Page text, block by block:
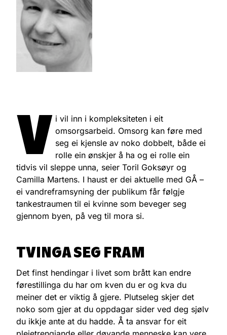
V i vil inn i kompleksiteten i eit
omsorgsarbeid. Omsorg kan føre med
seg ei kjensle av noko dobbelt, både ei
rolle ein ønskjer å ha og ei rolle ein
tidvis vil sleppe unna, seier Toril Goksøyr og
Camilla Martens. I haust er dei aktuelle med GÅ –
ei vandreframsyning der publikum får følgje
tankestraumen til ei kvinne som beveger seg
gjennom byen, på veg til mora si.
TVINGA SEG FRAM
Det finst hendingar i livet som brått kan endre
førestillinga du har om kven du er og kva du
meiner det er viktig å gjere. Plutseleg skjer det
noko som gjer at du oppdagar sider ved deg sjølv
du ikkje ante at du hadde. Å ta ansvar for eit